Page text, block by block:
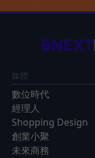
媒體
數位時代
經理人
Shopping Design
創業小聚
未來商務